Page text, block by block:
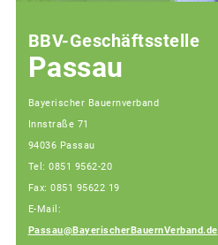
BBV-Geschäftsstelle
Passau
Bayerischer Bauernverband
Innstraße 71
94036 Passau
Tel: 0851 9562-20
Fax: 0851 95622 19
E-Mail:
Passau@BayerischerBauernVerband.de